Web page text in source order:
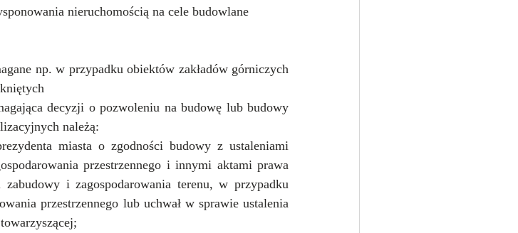
nieruchomością na cele budowlane
np. w przypadku obiektów zakładów górniczych
decyzji o pozwoleniu na budowę lub budowy
należą:
miasta o zgodności budowy z ustaleniami
przestrzennego i innymi aktami prawa
i zagospodarowania terenu, w przypadku
przestrzennego lub uchwał w sprawie ustalenia